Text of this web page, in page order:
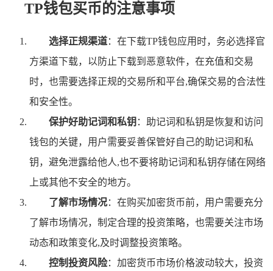
TP钱包买币的注意事项
选择正规渠道：在下载TP钱包应用时，务必选择官
方渠道下载，以防止下载到恶意软件，在充值和交易
时，也需要选择正规的交易所和平台,确保交易的合法性
和安全性。
保护好助记词和私钥 ：助记词和私钥是恢复和访问
钱包的关键，用户需要妥善保管好自己的助记词和私
钥，避免泄露给他人,也不要将助记词和私钥存储在网络
上或其他不安全的地方。
了解市场情况：在购买加密货币前，用户需要充分
了解市场情况，制定合理的投资策略，也需要关注市场
动态和政策变化,及时调整投资策略。
控制投资风险：加密货币市场价格波动较大，投资